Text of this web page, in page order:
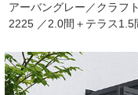
アーバングレー／クラフ
2225 ／2.0間＋テラス1.5